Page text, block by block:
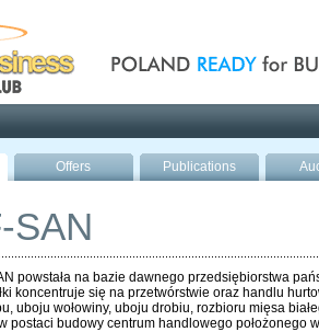
Offers Publications
SAN
powstała na bazie dawnego przedsiębiorstwa
koncentruje się na przetwórstwie oraz handlu
uboju wołowiny, uboju drobiu, rozbioru mięsa
postaci budowy centrum handlowego położonego